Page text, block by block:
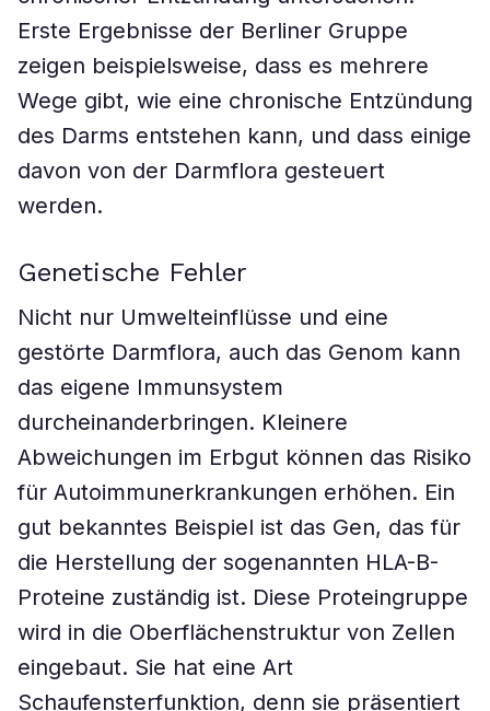
Erste Ergebnisse der Berliner Gruppe
zeigen beispielsweise, dass es mehrere
Wege gibt, wie eine chronische Entzündung
des Darms entstehen kann, und dass einige
davon von der Darmflora gesteuert
werden.
Genetische Fehler
Nicht nur Umwelteinflüsse und eine
gestörte Darmflora, auch das Genom kann
das eigene Immunsystem
durcheinanderbringen. Kleinere
Abweichungen im Erbgut können das Risiko
für Autoimmunerkrankungen erhöhen. Ein
gut bekanntes Beispiel ist das Gen, das für
die Herstellung der sogenannten HLA-B-
Proteine zuständig ist. Diese Proteingruppe
wird in die Oberflächenstruktur von Zellen
eingebaut. Sie hat eine Art
Schaufensterfunktion, denn sie präsentiert